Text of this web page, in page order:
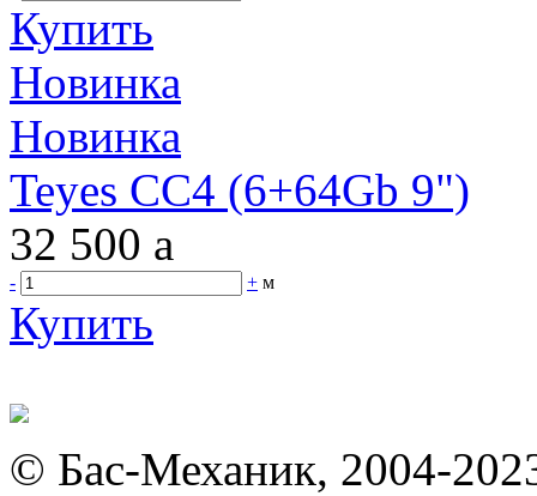
Купить
Новинка
Новинка
Teyes CC4 (6+64Gb 9")
32 500 a
- + м
Купить
© Бас-Механик, 2004-